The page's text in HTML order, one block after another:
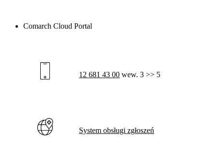
Comarch Cloud Portal
12 681 43 00 wew. 3 >> 5
System obsługi zgłoszeń